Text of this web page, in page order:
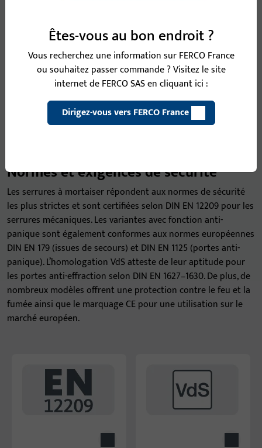
mortaiser
Série 18
(verrouillage
pour portes
coupe-feu
x
x
Normes et exigences de sécurité
Les serrures à mortaiser répondent aux normes de sécurité
les plus strictes et sont certifiées selon DIN EN 12209 pour les
serrures mécaniques. Les variantes avec fonction anti-
panique sont également conformes aux normes européennes
DIN EN 179 (issues de secours) et DIN EN 1125 (portes anti-
panique). L’homologation VdS atteste de leur aptitude pour
les portes anti-effraction selon DIN EN 1627–1630. De plus, de
nombreux modèles offrent une protection contre le feu et la
fumée ainsi que le marquage CE pour une utilisation sur le
marché européen.
Êtes-vous au bon endroit ?
Vous recherchez une information sur FERCO France
ou souhaitez passer commande ? Visitez le site
internet de FERCO SAS en cliquant ici :
Dirigez-vous vers FERCO France